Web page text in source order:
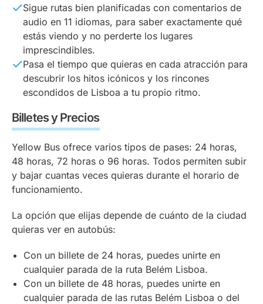
Sigue rutas bien planificadas con comentarios de
audio en 11 idiomas, para saber exactamente qué
estás viendo y no perderte los lugares
imprescindibles.
Pasa el tiempo que quieras en cada atracción para
descubrir los hitos icónicos y los rincones
escondidos de Lisboa a tu propio ritmo.
Billetes y Precios
Yellow Bus ofrece varios tipos de pases: 24 horas,
48 horas, 72 horas o 96 horas. Todos permiten subir
y bajar cuantas veces quieras durante el horario de
funcionamiento.
La opción que elijas depende de cuánto de la ciudad
quieras ver en autobús:
Con un billete de 24 horas, puedes unirte en
cualquier parada de la ruta Belém Lisboa.
Con un billete de 48 horas, puedes unirte en
cualquier parada de las rutas Belém Lisboa o del